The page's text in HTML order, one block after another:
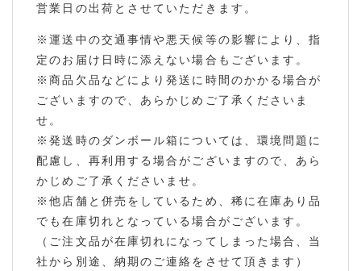
営業日の出荷とさせていただきます。
※運送中の交通事情や悪天候等の影響により、指
定のお届け日時に添えない場合もございます。
※商品欠品などにより発送に時間のかかる場合が
ございますので、あらかじめご了承くださいま
せ。
※発送時のダンボール箱については、環境問題に
配慮し、再利用する場合がございますので、あら
かじめご了承くださいませ。
※他店舗と併売をしているため、稀に在庫あり品
でも在庫切れとなっている場合がございます。
（ご注文品が在庫切れになってしまった場合、当
社から別途、納期のご連絡をさせて頂きます）